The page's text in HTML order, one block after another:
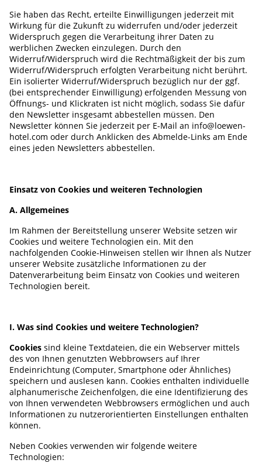
Sie haben das Recht, erteilte Einwilligungen jederzeit mit
Wirkung für die Zukunft zu widerrufen und/oder jederzeit
Widerspruch gegen die Verarbeitung ihrer Daten zu
werblichen Zwecken einzulegen. Durch den
Widerruf/Widerspruch wird die Rechtmäßigkeit der bis zum
Widerruf/Widerspruch erfolgten Verarbeitung nicht berührt.
Ein isolierter Widerruf/Widerspruch bezüglich nur der ggf.
(bei entsprechender Einwilligung) erfolgenden Messung von
Öffnungs- und Klickraten ist nicht möglich, sodass Sie dafür
den Newsletter insgesamt abbestellen müssen. Den
Newsletter können Sie jederzeit per E-Mail an info@loewen-
hotel.com oder durch Anklicken des Abmelde-Links am Ende
eines jeden Newsletters abbestellen.
Einsatz von Cookies und weiteren Technologien
A. Allgemeines
Im Rahmen der Bereitstellung unserer Website setzen wir
Cookies und weitere Technologien ein. Mit den
nachfolgenden Cookie-Hinweisen stellen wir Ihnen als Nutzer
unserer Website zusätzliche Informationen zu der
Datenverarbeitung beim Einsatz von Cookies und weiteren
Technologien bereit.
I. Was sind Cookies und weitere Technologien?
Cookies sind kleine Textdateien, die ein Webserver mittels
des von Ihnen genutzten Webbrowsers auf Ihrer
Endeinrichtung (Computer, Smartphone oder Ähnliches)
speichern und auslesen kann. Cookies enthalten individuelle
alphanumerische Zeichenfolgen, die eine Identifizierung des
von Ihnen verwendeten Webbrowsers ermöglichen und auch
Informationen zu nutzerorientierten Einstellungen enthalten
können.
Neben Cookies verwenden wir folgende weitere
Technologien: